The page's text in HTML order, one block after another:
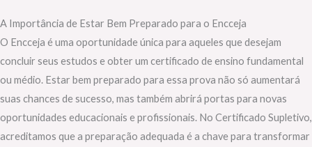
A Importância de Estar Bem Preparado para o Encceja
O Encceja é uma oportunidade única para aqueles que desejam
concluir seus estudos e obter um certificado de ensino fundamental
ou médio. Estar bem preparado para essa prova não só aumentará
suas chances de sucesso, mas também abrirá portas para novas
oportunidades educacionais e profissionais. No Certificado Supletivo,
acreditamos que a preparação adequada é a chave para transformar